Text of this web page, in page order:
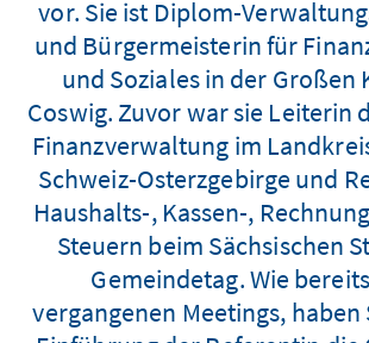
vor. Sie ist Diplom-
und Bürgermeisterin für
und Soziales in der Großen
Coswig. Zuvor war sie Leiterin
Finanzverwaltung im
Schweiz-Osterzgebirge und
Haushalts-, Kassen-,
Steuern beim Sächsischen
Gemeindetag. Wie
vergangenen Meetings, haben